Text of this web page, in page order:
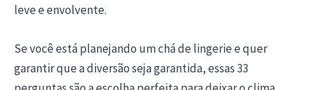
leve e envolvente.
Se você está planejando um chá de lingerie e quer
garantir que a diversão seja garantida, essas 33